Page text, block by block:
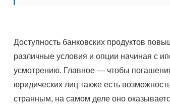
Доступность банковских продуктов
различные условия и опции начиная с
усмотрению. Главное — чтобы
юридических лиц также есть
странным, на самом деле оно